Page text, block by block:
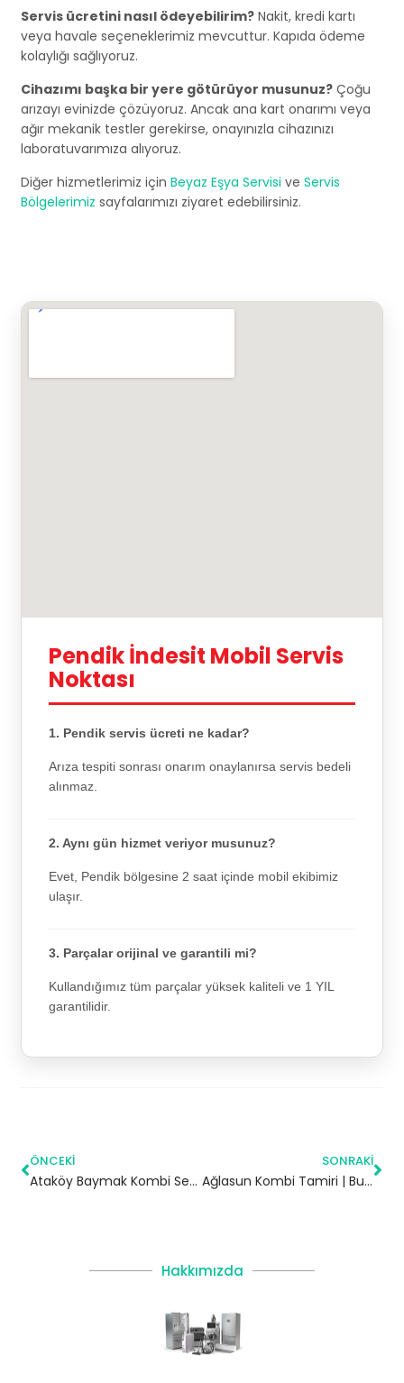
Servis ücretini nasıl ödeyebilirim? Nakit, kredi kartı
veya havale seçeneklerimiz mevcuttur. Kapıda ödeme
kolaylığı sağlıyoruz.
Cihazımı başka bir yere götürüyor musunuz? Çoğu
arızayı evinizde çözüyoruz. Ancak ana kart onarımı veya
ağır mekanik testler gerekirse, onayınızla cihazınızı
laboratuvarımıza alıyoruz.
Diğer hizmetlerimiz için Beyaz Eşya Servisi ve Servis
Bölgelerimiz sayfalarımızı ziyaret edebilirsiniz.
Pendik İndesit Mobil Servis
Noktası
1. Pendik servis ücreti ne kadar?
Arıza tespiti sonrası onarım onaylanırsa servis bedeli
alınmaz.
2. Aynı gün hizmet veriyor musunuz?
Evet, Pendik bölgesine 2 saat içinde mobil ekibimiz
ulaşır.
3. Parçalar orijinal ve garantili mi?
Kullandığımız tüm parçalar yüksek kaliteli ve 1 YIL
garantilidir.
ÖNCEKI
Ataköy Baymak Kombi Servisi – Küçükçekmece Yetkili Servis
SONRAKI
Ağlasun Kombi Tamiri | Burdur
Hakkımızda